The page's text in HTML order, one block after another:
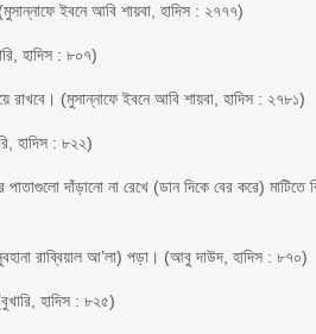
ইবনে আবি শায়বা, হাদিস : ২৭৭৭)
হাদিস : ৮০৭)
রাখবে। (মুসান্নাফে ইবনে আবি শায়বা, হাদিস : ২৭৮১)
হাদিস : ৮২২)
পাতাগুলো দাঁড়ানো না রেখে (ডান দিকে বের করে)
রাব্বিয়াল আ’লা) পড়া। (আবু দাউদ, হাদিস : ৮৭০)
হাদিস : ৮২৫)